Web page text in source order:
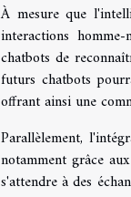
À mesure que
interactions
chatbots de
futurs chatbots
offrant ainsi une
Parallèlement,
notamment grâce
s'attendre à des